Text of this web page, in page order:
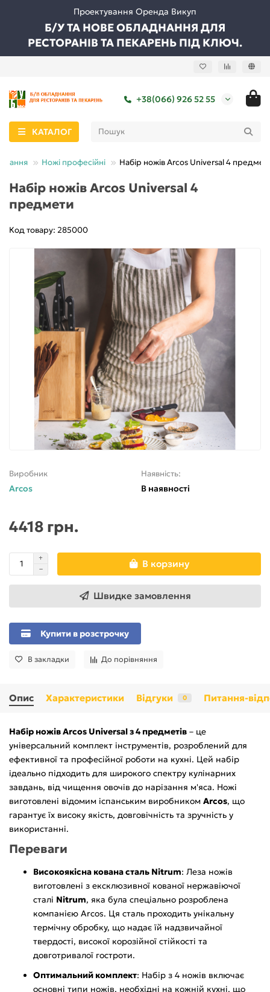
Проектування Оренда Викуп
Б/У ТА НОВЕ ОБЛАДНАННЯ ДЛЯ
РЕСТОРАНІВ ТА ПЕКАРЕНЬ ПІД КЛЮЧ.
+38(066) 926 52 55
КАТАЛОГ
Ножі професійні Набір ножів Arcos Universal 4
Набір ножів Arcos Universal 4
предмети
Код товару: 285000
Виробник
Arcos
Наявність:
В наявності
4418 грн.
В корзину
Швидке замовлення
Купити в розстрочку
В закладки До порівняння
Опис Характеристики Відгуки 0 Питання-
Набір ножів Arcos Universal з 4 предметів – це
універсальний комплект інструментів, розроблений для
ефективної та професійної роботи на кухні. Цей набір
ідеально підходить для широкого спектру кулінарних
завдань, від чищення овочів до нарізання м'яса. Ножі
виготовлені відомим іспанським виробником Arcos, що
гарантує їх високу якість, довговічність та зручність у
використанні.
Переваги
Високоякісна кована сталь Nitrum: Леза ножів
виготовлені з ексклюзивної кованої нержавіючої
сталі Nitrum, яка була спеціально розроблена
компанією Arcos. Ця сталь проходить унікальну
термічну обробку, що надає їй надзвичайної
твердості, високої корозійної стійкості та
довготривалої гостроти.
Оптимальний комплект: Набір з 4 ножів включає
основні типи ножів, необхідні на кожній кухні, що